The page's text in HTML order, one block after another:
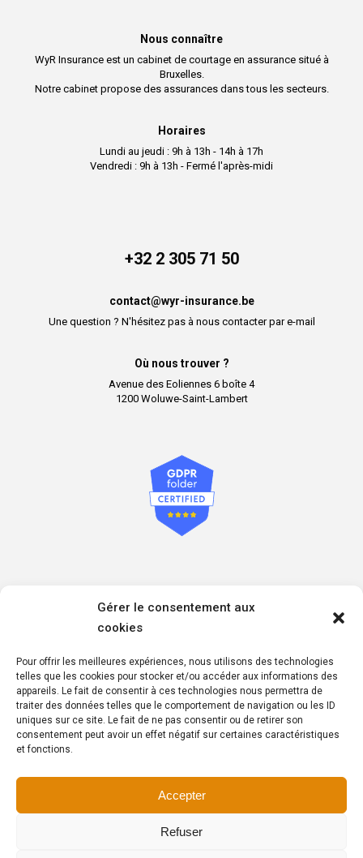
Gérer le consentement aux
cookies
Pour offrir les meilleures expériences, nous utilisons des technologies
telles que les cookies pour stocker et/ou accéder aux informations des
appareils. Le fait de consentir à ces technologies nous permettra de
traiter des données telles que le comportement de navigation ou les ID
uniques sur ce site. Le fait de ne pas consentir ou de retirer son
consentement peut avoir un effet négatif sur certaines caractéristiques
et fonctions.
Accepter
Refuser
Nous connaître
WyR Insurance est un cabinet de courtage en assurance situé à
Bruxelles.
Notre cabinet propose des assurances dans tous les secteurs.
Horaires
Lundi au jeudi : 9h à 13h - 14h à 17h
Vendredi : 9h à 13h - Fermé l'après-midi
+32 2 305 71 50
contact@wyr-insurance.be
Une question ? N'hésitez pas à nous contacter par e-mail
Où nous trouver ?
Avenue des Eoliennes 6 boîte 4
1200 Woluwe-Saint-Lambert
confidentialité
Politique de confidentialité
Politique de respect des données à caractère personnel
Copyright © 2025 – Wyr Insurance – Tous droits réservés